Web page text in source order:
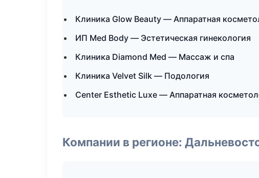
Клиника Glow Beauty — Аппаратная
ИП Med Body — Эстетическая гинекология
Клиника Diamond Med — Массаж и спа
Клиника Velvet Silk — Подология
Center Esthetic Luxe — Аппаратная
Компании в регионе: